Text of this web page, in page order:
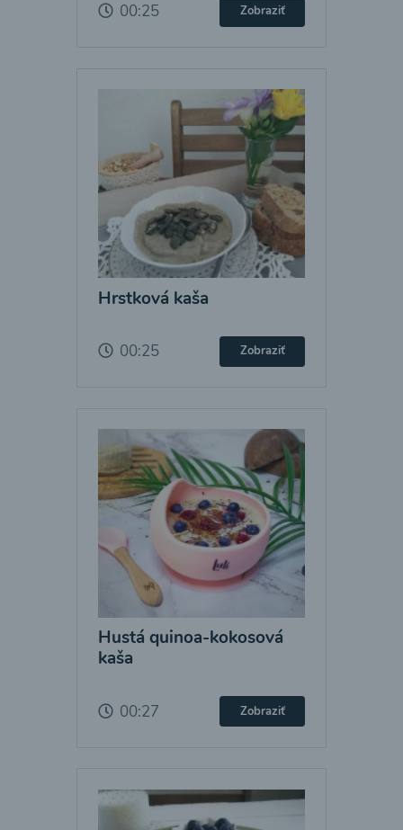
00:25 Zobraziť
Hrstková kaša
00:25 Zobraziť
Hustá quinoa-kokosová
kaša
00:27 Zobraziť